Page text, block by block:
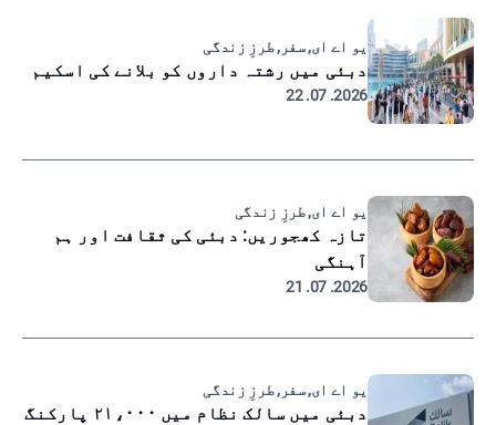
یو اے ای, سفر, طرزِ زندگی
دبئی میں رشتہ داروں کو بلانے کی اسکیم
2026. 07. 22
یو اے ای, طرزِ زندگی
تازہ کھجوریں: دبئی کی ثقافت اور ہم
آہنگی
2026. 07. 21
یو اے ای, سفر, طرزِ زندگی
دبئی میں سالک نظام میں ۲۱،۰۰۰ پارکنگ